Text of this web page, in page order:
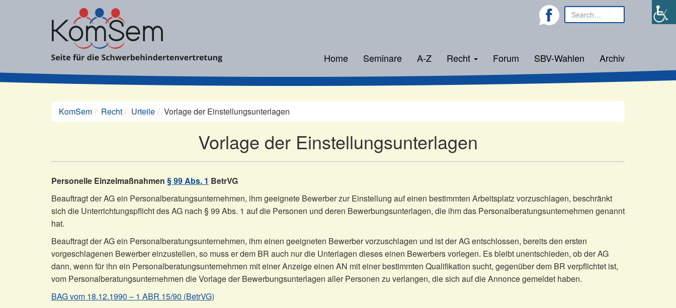
Home Seminare A-Z Recht Forum SBV-Wahlen Archiv
KomSem Recht Urteile Vorlage der Einstellungsunterlagen
Vorlage der Einstellungsunterlagen
Personelle Einzelmaßnahmen § 99 Abs. 1 BetrVG
Beauftragt der AG ein Personalberatungsunternehmen, ihm geeignete Bewerber zur Einstellung auf einen bestimmten Arbeitsplatz vorzuschlagen, beschränkt
sich die Unterrichtungspflicht des AG nach § 99 Abs. 1 auf die Personen und deren Bewerbungsunterlagen, die ihm das Personalberatungsunternehmen genannt
hat.
Beauftragt der AG ein Personalberatungsunternehmen, ihm einen geeigneten Bewerber vorzuschlagen und ist der AG entschlossen, bereits den ersten
vorgeschlagenen Bewerber einzustellen, so muss er dem BR auch nur die Unterlagen dieses einen Bewerbers vorlegen. Es bleibt unentschieden, ob der AG
dann, wenn für ihn ein Personalberatungsunternehmen mit einer Anzeige einen AN mit einer bestimmten Qualifikation sucht, gegenüber dem BR verpflichtet ist,
vom Personalberatungsunternehmen die Vorlage der Bewerbungsunterlagen aller Personen zu verlangen, die sich auf die Annonce gemeldet haben.
BAG vom 18.12.1990 – 1 ABR 15/90 (BetrVG)